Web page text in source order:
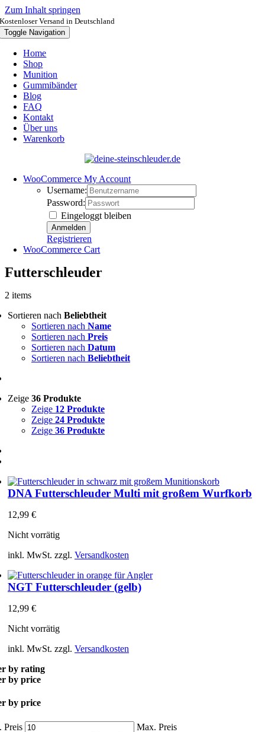
Zum Inhalt springen
Kostenloser Versand in Deutschland
Toggle Navigation
Home
Shop
Munition
Gummibänder
Blog
FAQ
Kontakt
Über uns
Warenkorb
WooCommerce My Account
Username:
Password:
Eingeloggt bleiben
Registrieren
WooCommerce Cart
Futterschleuder
2 items
Sortieren nach Beliebtheit
Sortieren nach Name
Sortieren nach Preis
Sortieren nach Datum
Sortieren nach Beliebtheit
Zeige 36 Produkte
Zeige 12 Produkte
Zeige 24 Produkte
Zeige 36 Produkte
DNA Futterschleuder Multi mit großem Wurfkorb
12,99 €
Nicht vorrätig
inkl. MwSt. zzgl. Versandkosten
NGT Futterschleuder (gelb)
12,99 €
Nicht vorrätig
inkl. MwSt. zzgl. Versandkosten
by rating
by price
by price
Preis Max. Preis